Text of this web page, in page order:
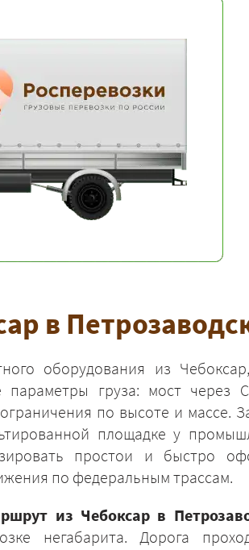
в
оборудования из
параметры груза: мост через
по высоте и массе.
площадке у
простои и быстро
по федеральным трассам.
из Чебоксар в
негабарита. Дорога